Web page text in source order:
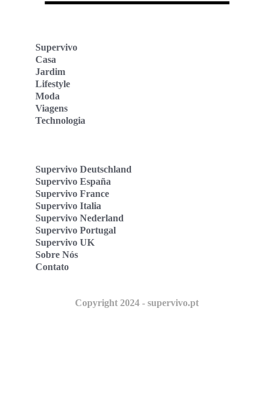
Supervivo
Casa
Jardim
Lifestyle
Moda
Viagens
Technologia
Supervivo Deutschland
Supervivo España
Supervivo France
Supervivo Italia
Supervivo Nederland
Supervivo Portugal
Supervivo UK
Sobre Nós
Contato
Copyright 2024 - supervivo.pt